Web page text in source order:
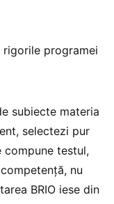
programei
subiecte materia
selectezi pur
compune testul,
nu
BRIO iese din